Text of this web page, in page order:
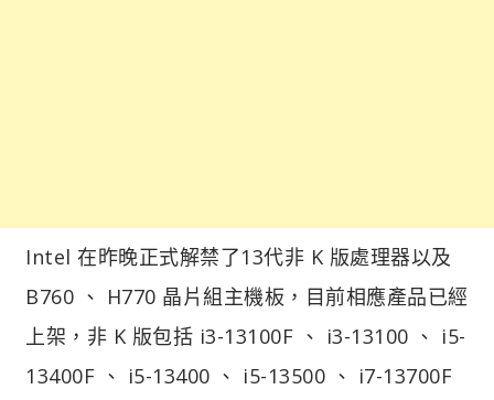
Intel 在昨晚正式解禁了13代非 K 版處理器以及
B760 、 H770 晶片組主機板，目前相應產品已經
上架，非 K 版包括 i3-13100F 、 i3-13100 、 i5-
13400F 、 i5-13400 、 i5-13500 、 i7-13700F